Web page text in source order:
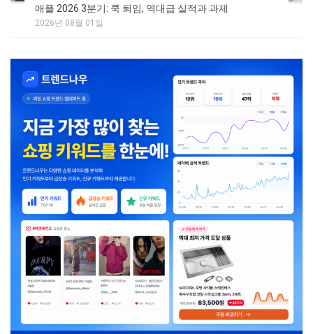
애플 2026 3분기: 쿡 퇴임, 역대급 실적과 과제
2026년 08월 01일